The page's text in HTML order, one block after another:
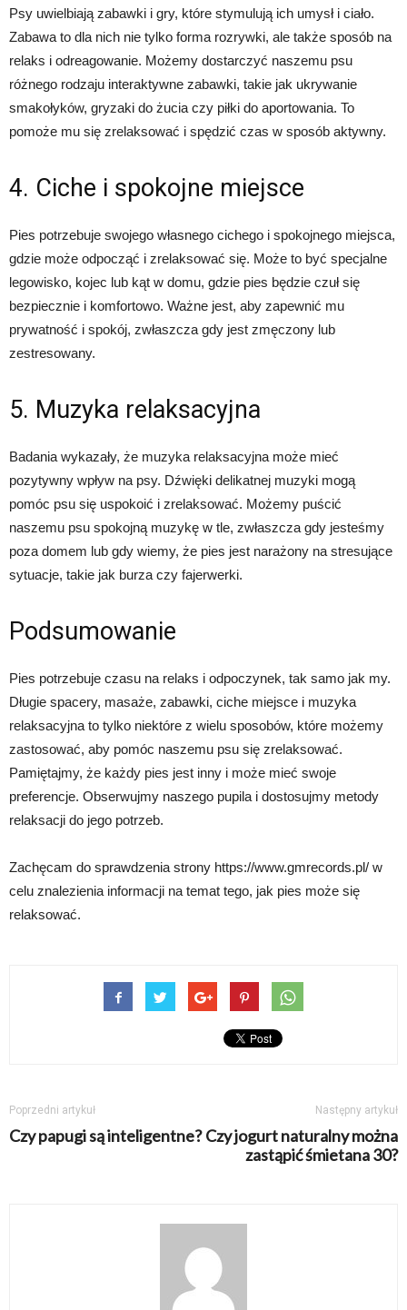
Psy uwielbiają zabawki i gry, które stymulują ich umysł i ciało.
Zabawa to dla nich nie tylko forma rozrywki, ale także sposób na
relaks i odreagowanie. Możemy dostarczyć naszemu psu
różnego rodzaju interaktywne zabawki, takie jak ukrywanie
smakołyków, gryzaki do żucia czy piłki do aportowania. To
pomoże mu się zrelaksować i spędzić czas w sposób aktywny.
4. Ciche i spokojne miejsce
Pies potrzebuje swojego własnego cichego i spokojnego miejsca,
gdzie może odpocząć i zrelaksować się. Może to być specjalne
legowisko, kojec lub kąt w domu, gdzie pies będzie czuł się
bezpiecznie i komfortowo. Ważne jest, aby zapewnić mu
prywatność i spokój, zwłaszcza gdy jest zmęczony lub
zestresowany.
5. Muzyka relaksacyjna
Badania wykazały, że muzyka relaksacyjna może mieć
pozytywny wpływ na psy. Dźwięki delikatnej muzyki mogą
pomóc psu się uspokoić i zrelaksować. Możemy puścić
naszemu psu spokojną muzykę w tle, zwłaszcza gdy jesteśmy
poza domem lub gdy wiemy, że pies jest narażony na stresujące
sytuacje, takie jak burza czy fajerwerki.
Podsumowanie
Pies potrzebuje czasu na relaks i odpoczynek, tak samo jak my.
Długie spacery, masaże, zabawki, ciche miejsce i muzyka
relaksacyjna to tylko niektóre z wielu sposobów, które możemy
zastosować, aby pomóc naszemu psu się zrelaksować.
Pamiętajmy, że każdy pies jest inny i może mieć swoje
preferencje. Obserwujmy naszego pupila i dostosujmy metody
relaksacji do jego potrzeb.
Zachęcam do sprawdzenia strony https://www.gmrecords.pl/ w
celu znalezienia informacji na temat tego, jak pies może się
relaksować.
Poprzedni artykuł
Czy papugi są inteligentne?
Następny artykuł
Czy jogurt naturalny można
zastąpić śmietana 30?